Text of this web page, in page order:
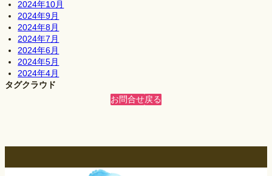
2024年10月
2024年9月
2024年8月
2024年7月
2024年6月
2024年5月
2024年4月
タグクラウド
お問合せ戻る